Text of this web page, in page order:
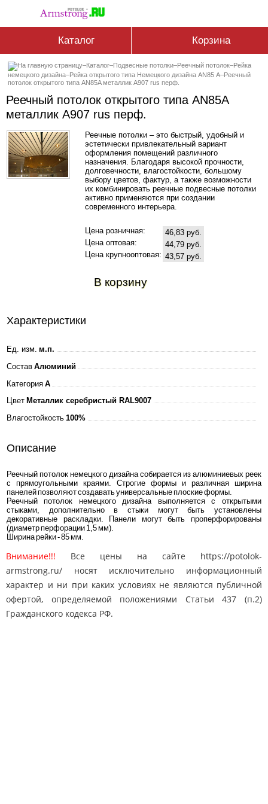
Каталог Корзина
–Каталог–Подвесные потолки–Реечный потолок–Рейка
немецкого дизайна–Рейка открытого типа Немецкого дизайна АN85 А–Реечный
потолок открытого типа AN85A металлик А907 rus перф.
Реечный потолок открытого типа AN85A
металлик А907 rus перф.
Реечные потолки – это быстрый, удобный и
эстетически привлекательный вариант
оформления помещений различного
назначения. Благодаря высокой прочности,
долговечности, влагостойкости, большому
выбору цветов, фактур, а также возможности
их комбинировать реечные подвесные потолки
активно применяются при создании
современного интерьера.
Цена розничная:
46,83 руб.
Цена оптовая:
44,79 руб.
Цена крупнооптовая: 43,57 руб.
В корзину
Характеристики
Ед. изм. м.п.
Состав Алюминий
Категория A
Цвет Металлик серебристый RAL9007
Влагостойкость 100%
Описание
Реечный потолок немецкого дизайна собирается из алюминиевых реек
с прямоугольными краями. Строгие формы и различная ширина
панелей позволяют создавать универсальные плоские формы.
Реечный потолок немецкого дизайна выполняется с открытыми
стыками, дополнительно в стыки могут быть установлены
декоративные раскладки. Панели могут быть проперфорированы
(диаметр перфорации 1,5 мм).
Ширина рейки - 85 мм.
Внимание!!! Все цены на сайте https://potolok-
armstrong.ru/ носят исключительно информационный
характер и ни при каких условиях не являются публичной
офертой, определяемой положениями Статьи 437 (п.2)
Гражданского кодекса РФ.